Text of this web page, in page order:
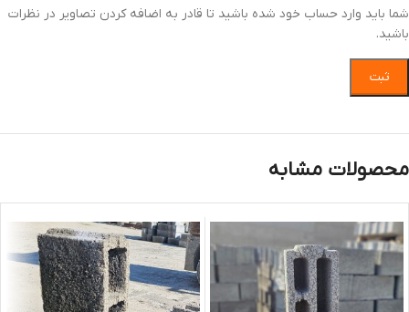
شما باید وارد حساب خود شده باشید تا قادر به اضافه کردن تصاویر در نظرات
باشید.
محصولات مشابه